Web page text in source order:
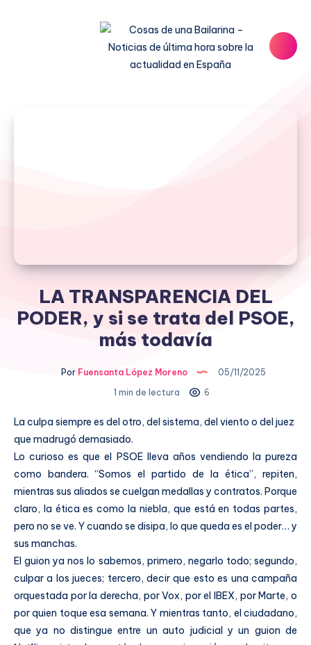
LA TRANSPARENCIA DEL
PODER, y si se trata del PSOE,
más todavía
Por Fuensanta López Moreno
05/11/2025
1 min de lectura
6
La culpa siempre es del otro, del sistema, del viento o del juez
que madrugó demasiado.
Lo curioso es que el PSOE lleva años vendiendo la pureza
como bandera. “Somos el partido de la ética”, repiten,
mientras sus aliados se cuelgan medallas y contratos. Porque
claro, la ética es como la niebla, que está en todas partes,
pero no se ve. Y cuando se disipa, lo que queda es el poder… y
sus manchas.
El guion ya nos lo sabemos, primero, negarlo todo; segundo,
culpar a los jueces; tercero, decir que esto es una campaña
orquestada por la derecha, por Vox, por el IBEX, por Marte, o
por quien toque esa semana. Y mientras tanto, el ciudadano,
que ya no distingue entre un auto judicial y un guion de